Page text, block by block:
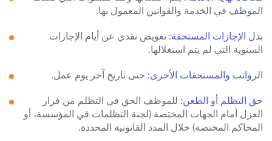
الموظف في الخدمة والقوانين المعمول بها.
بدل الإجازات المستحقة: تعويض نقدي عن أيام الإجازات
السنوية التي لم يتم استغلالها.
الرواتب والمستحقات الأخرى: حتى تاريخ آخر يوم عمل.
حق التظلم أو الطعن: للموظف الحق في التظلم من قرار
العزل أمام الجهات المختصة (لجنة التظلمات في المؤسسة، أو
المحاكم المختصة) خلال المدد القانونية المحددة.